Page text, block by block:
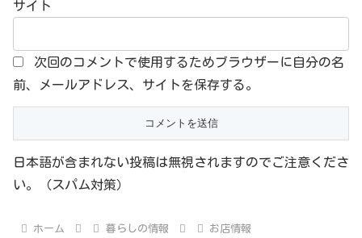
サイト
次回のコメントで使用するためブラウザーに自分の名
前、メールアドレス、サイトを保存する。
日本語が含まれない投稿は無視されますのでご注意くださ
い。（スパム対策）
ホーム 暮らしの情報 お店情報